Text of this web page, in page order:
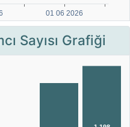
Sayısı Grafiği